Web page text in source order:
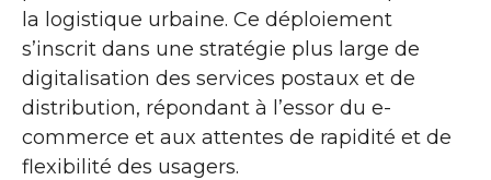
la logistique urbaine. Ce déploiement
s’inscrit dans une stratégie plus large de
digitalisation des services postaux et de
distribution, répondant à l’essor du e-
commerce et aux attentes de rapidité et de
flexibilité des usagers.